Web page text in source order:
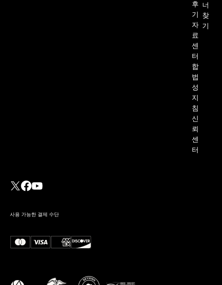
후
기
자
료
센
터
합
법
성
지
침
신
뢰
센
터
너
찾
기
사용 가능한 결제 수단